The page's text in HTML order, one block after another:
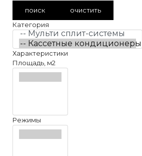
поиск
очистить
Категория
Характеристики
Площадь, м2
Режимы